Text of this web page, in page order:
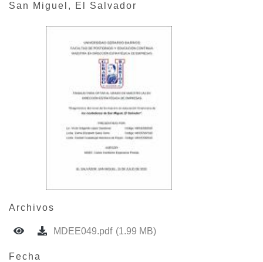
San Miguel, El Salvador
Archivos
MDEE049.pdf (1.99 MB)
Fecha